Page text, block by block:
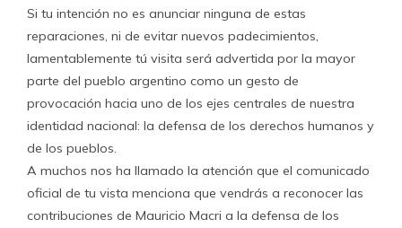
Si tu intención no es anunciar ninguna de estas
reparaciones, ni de evitar nuevos padecimientos,
lamentablemente tú visita será advertida por la mayor
parte del pueblo argentino como un gesto de
provocación hacia uno de los ejes centrales de nuestra
identidad nacional: la defensa de los derechos humanos y
de los pueblos.
A muchos nos ha llamado la atención que el comunicado
oficial de tu vista menciona que vendrás a reconocer las
contribuciones de Mauricio Macri a la defensa de los